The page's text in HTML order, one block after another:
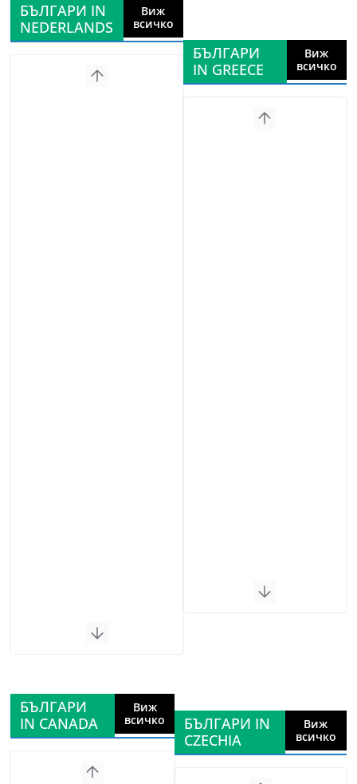
БЪЛГАРИ IN
NEDERLANDS
Виж
всичко
БЪЛГАРИ
IN GREECE
Виж
всичко
БЪЛГАРИ
IN CANADA
Виж
всичко
БЪЛГАРИ IN
CZECHIA
Виж
всичко